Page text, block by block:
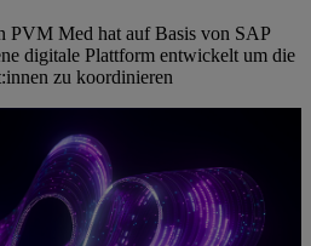
PVM Med hat auf Basis von SAP
digitale Plattform entwickelt um die
zu koordinieren